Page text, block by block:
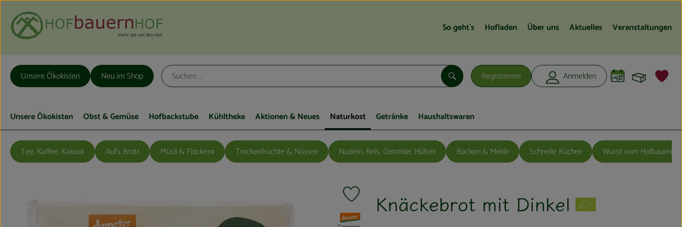
So geht´s Hofladen Über uns Aktuelles Veranstaltungen
Registrieren Anmelden
Suchen
Unsere Ökokisten Neu im Shop
Unsere Ökokisten Obst & Gemüse Hofbackstube Kühltheke Aktionen & Neues Naturkost Getränke Haushaltswaren
Tee, Kaffee, Kakao Auf´s Brot Müsli & Flocken Trockenfrüchte & Nüsse Nudeln, Reis, Getreide, Hülse Backen & Mehl Schnelle Küche Wurst vom
Knäckebrot mit Dinkel
Produkt zu Favouriten hinzufügen
, Verband: